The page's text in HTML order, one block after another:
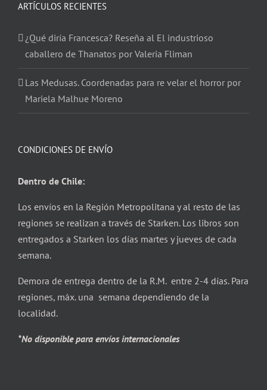
ARTÍCULOS RECIENTES
¿Qué diría Francesca? Reseña al El industrioso
caballero de Thanatos por Valeria Fliman
Las Medusas. Coordenadas para re velar el horror por
Mariela Malhue Moreno
CONDICIONES DE ENVÍO
Dentro de Chile:
Los envíos en la Región Metropolitana y al resto de las
regiones se realizan a través de Starken. Los libros son
entregados a Starken los días martes y jueves de cada
semana.
Demora de entrega dentro de la R.M. entre 2-4 días. Para
regiones, máx. una semana dependiendo de la
localidad.
*No disponible para envíos internacionales